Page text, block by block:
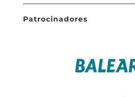
Patrocinadores